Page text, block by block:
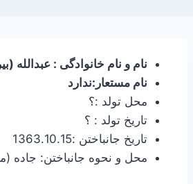
نام و نام خانوادگی : عبدالله
نام مستعار:ندارد
محل تولد :؟
تاریخ تولد : ؟
تاریخ جانباختن :1363.10.15
محل و نحوه جانباختن: جاده